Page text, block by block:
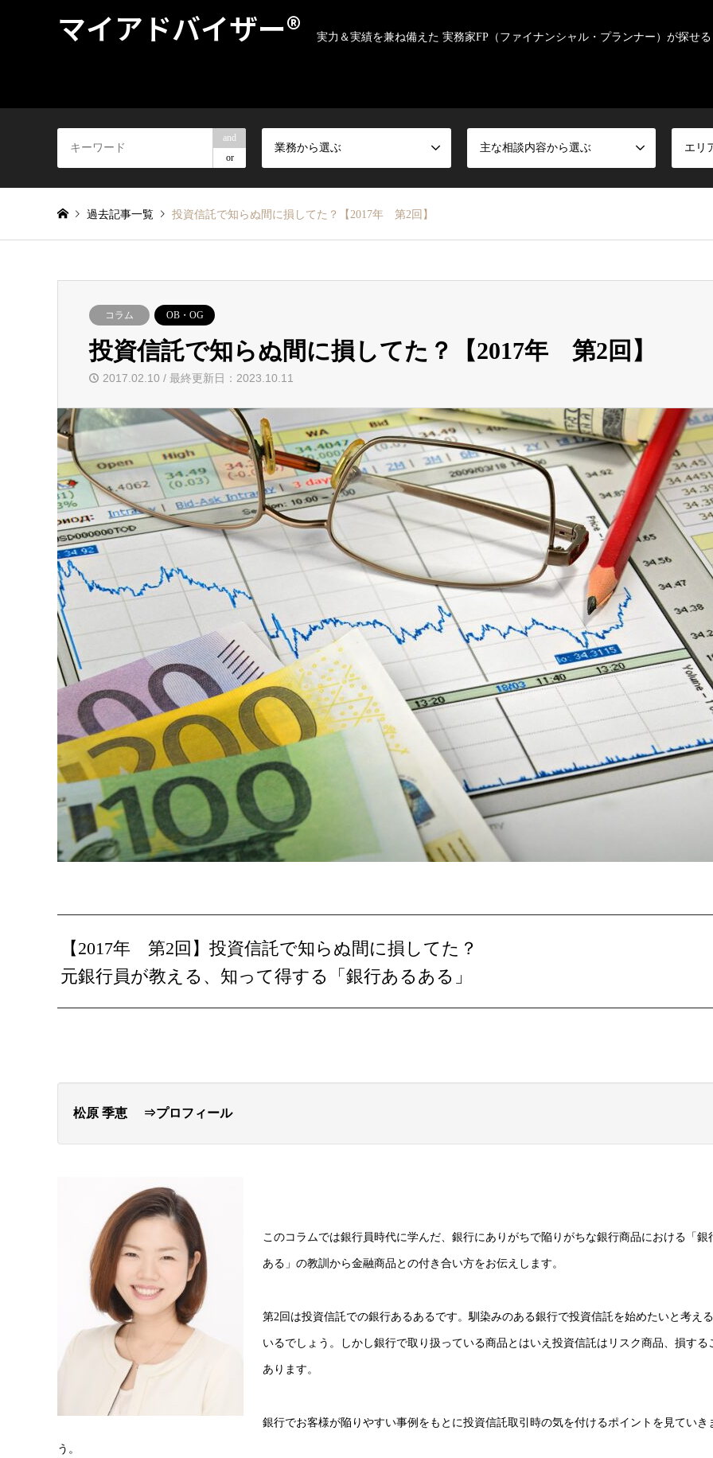
マイアドバイザー® 実力＆実績を兼ね備えた 実務家FP（ファイナンシャル・プランナー）が探せる
and
or
業務から選ぶ 主な相談内容から選ぶ エリ
過去記事一覧 投資信託で知らぬ間に損してた？【2017年 第2回】
コラム OB・OG
投資信託で知らぬ間に損してた？【2017年 第2回】
2017.02.10 / 最終更新日：2023.10.11
【2017年 第2回】投資信託で知らぬ間に損してた？
元銀行員が教える、知って得する「銀行あるある」
松原 季恵 ⇒プロフィール
このコラムでは銀行員時代に学んだ、銀行にありがちで陥りがちな銀行商品における「銀
ある」の教訓から金融商品との付き合い方をお伝えします。
第2回は投資信託での銀行あるあるです。馴染みのある銀行で投資信託を始めたいと考え
いるでしょう。しかし銀行で取り扱っている商品とはいえ投資信託はリスク商品、損する
あります。
銀行でお客様が陥りやすい事例をもとに投資信託取引時の気を付けるポイントを見ていき
う。